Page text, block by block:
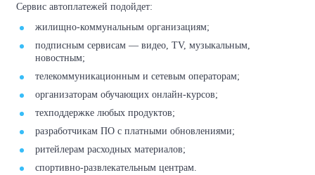
Сервис автоплатежей подойдет:
жилищно-коммунальным организациям;
подписным сервисам — видео, TV, музыкальным,
новостным;
телекоммуникационным и сетевым операторам;
организаторам обучающих онлайн-курсов;
техподдержке любых продуктов;
разработчикам ПО с платными обновлениями;
ритейлерам расходных материалов;
спортивно-развлекательным центрам.